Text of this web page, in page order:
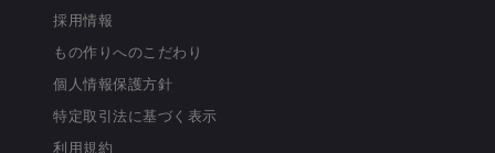
採用情報
もの作りへのこだわり
個人情報保護方針
特定取引法に基づく表示
利用規約